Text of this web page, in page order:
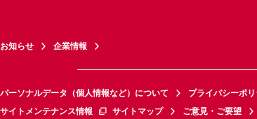
お知らせ 企業情報
パーソナルデータ（個人情報など）について プライバシーポ
サイトメンテナンス情報
サイトマップ ご意見・ご要望